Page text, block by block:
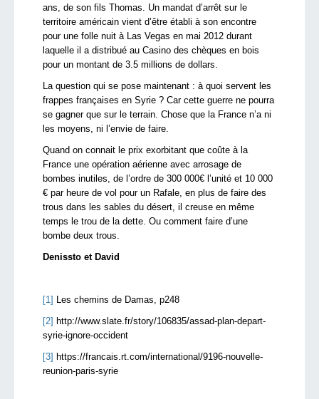
ans, de son fils Thomas. Un mandat d’arrêt sur le
territoire américain vient d’être établi à son encontre
pour une folle nuit à Las Vegas en mai 2012 durant
laquelle il a distribué au Casino des chèques en bois
pour un montant de 3.5 millions de dollars.
La question qui se pose maintenant : à quoi servent les
frappes françaises en Syrie ? Car cette guerre ne pourra
se gagner que sur le terrain. Chose que la France n’a ni
les moyens, ni l’envie de faire.
Quand on connait le prix exorbitant que coûte à la
France une opération aérienne avec arrosage de
bombes inutiles, de l’ordre de 300 000€ l’unité et 10 000
€ par heure de vol pour un Rafale, en plus de faire des
trous dans les sables du désert, il creuse en même
temps le trou de la dette. Ou comment faire d’une
bombe deux trous.
Denissto et David
[1] Les chemins de Damas, p248
[2] http://www.slate.fr/story/106835/assad-plan-depart-
syrie-ignore-occident
[3] https://francais.rt.com/international/9196-nouvelle-
reunion-paris-syrie